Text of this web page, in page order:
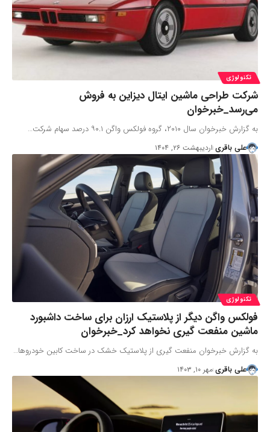
تکنولوژی
شرکت طراحی ماشین ایتال دیزاین به فروش
می‌رسد_خبرخوان
به گزارش خبرخوان سال ۲۰۱۰، گروه فولکس واگن ۹۰.۱ درصد سهام شرکت…
علی باقری اردیبهشت ۲۶, ۱۴۰۴
تکنولوژی
فولکس واگن دیگر از پلاستیک ارزان برای ساخت داشبورد
ماشین منفعت گیری نخواهد کرد_خبرخوان
به گزارش خبرخوان منفعت گیری از پلاستیک خشک در ساخت کابین خودروها…
علی باقری مهر ۱۰, ۱۴۰۳